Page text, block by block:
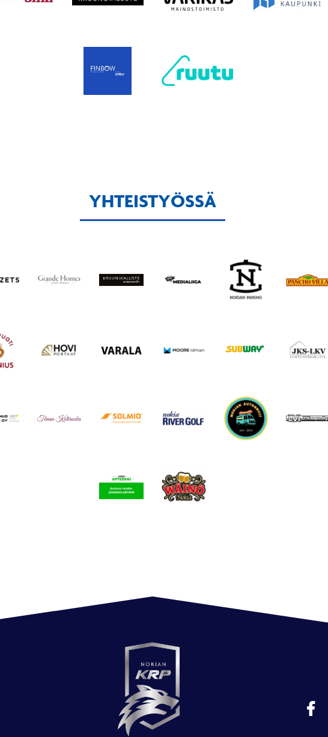
YHTEISTYÖSSÄ